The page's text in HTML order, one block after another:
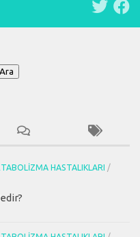
Ara
HASTALIKLARI
/